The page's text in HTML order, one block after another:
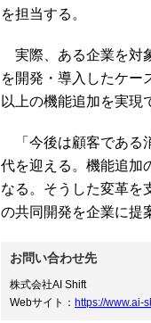
を担当する。
実際、ある企業を対
を開発・導入したケー
以上の機能追加を実現
「今後は顧客である
代を迎える。機能追加
なる。そうした変革を
の共同開発を企業に提
お問い合わせ先
株式会社AI Shift
Webサイト： https://www.ai-